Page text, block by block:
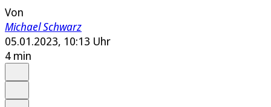
Von
Michael Schwarz
05.01.2023, 10:13 Uhr
4 min